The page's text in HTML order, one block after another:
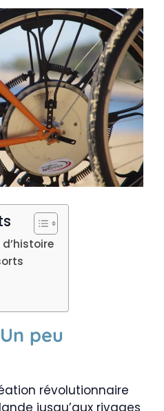
d’histoire
peu
révolutionnaire
jusqu’aux rivages